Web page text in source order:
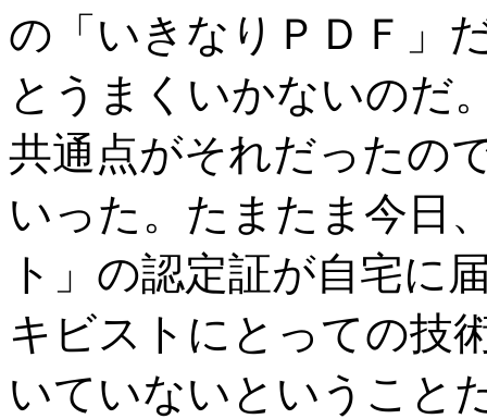
の「いきなりＰＤＦ」
とうまくいかないのだ
共通点がそれだったの
いった。たまたま今日
ト」の認定証が自宅に
キビストにとっての技
いていないということ